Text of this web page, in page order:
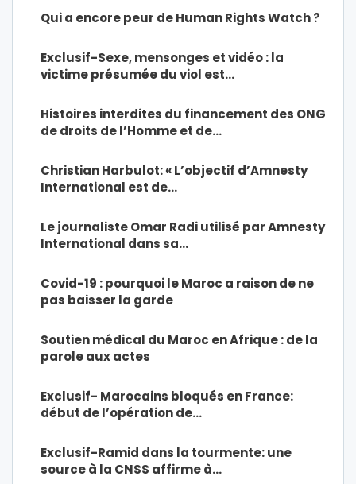
Qui a encore peur de Human Rights Watch ?
Exclusif-Sexe, mensonges et vidéo : la
victime présumée du viol est…
Histoires interdites du financement des ONG
de droits de l’Homme et de…
Christian Harbulot: « L’objectif d’Amnesty
International est de…
Le journaliste Omar Radi utilisé par Amnesty
International dans sa…
Covid-19 : pourquoi le Maroc a raison de ne
pas baisser la garde
Soutien médical du Maroc en Afrique : de la
parole aux actes
Exclusif- Marocains bloqués en France:
début de l’opération de…
Exclusif-Ramid dans la tourmente: une
source à la CNSS affirme à…